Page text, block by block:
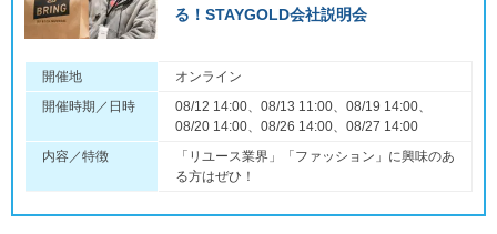
る！STAYGOLD会社説明会
開催地
オンライン
開催時期／日時
08/12 14:00、08/13 11:00、08/19 14:00、
08/20 14:00、08/26 14:00、08/27 14:00
内容／特徴
「リユース業界」「ファッション」に興味のあ
る方はぜひ！